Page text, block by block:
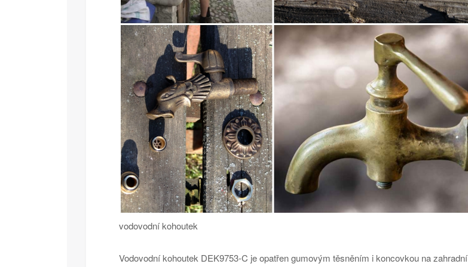
vodovodní kohoutek
Vodovodní kohoutek DEK9753-C je opatřen gumovým těsněním i koncovkou na zahradní